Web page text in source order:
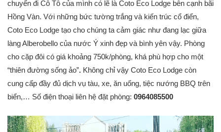
chuyến đi Cô Tô của mình có lẽ là Coto Eco Lodge bên cạnh bãi
Hồng Vàn. Với những bức tường trắng và kiến trúc cổ điển,
Coto Eco Lodge tạo cho chúng ta cảm giác như đang lạc giữa
làng Alberobello của nước Ý xinh đẹp và bình yên vậy. Phòng
cho cặp đôi có giá khoảng 750k/phòng, khá phù hợp cho một
“thiên đường sống ảo”. Không chỉ vậy Coto Eco Lodge còn
cung cấp đầy đủ dịch vụ tàu, xe, ăn uống, tiệc nướng BBQ trên
biển,… Số điện thoại liên hệ đặt phòng: 0964085500